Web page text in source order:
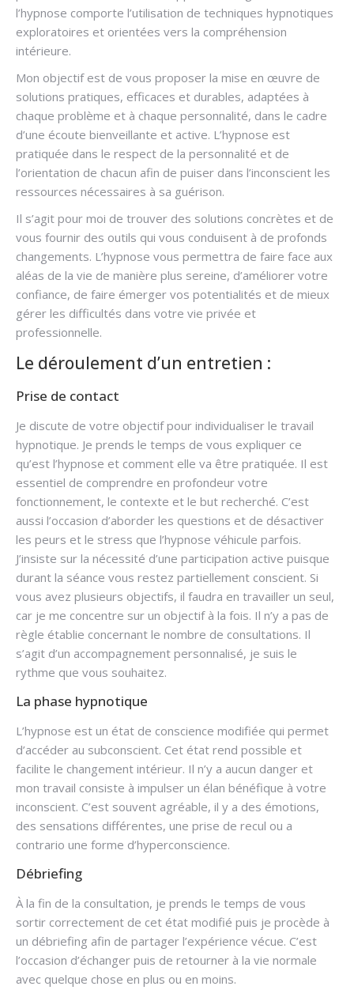
l’hypnose comporte l’utilisation de techniques hypnotiques
exploratoires et orientées vers la compréhension
intérieure.
Mon objectif est de vous proposer la mise en œuvre de
solutions pratiques, efficaces et durables, adaptées à
chaque problème et à chaque personnalité, dans le cadre
d’une écoute bienveillante et active. L’hypnose est
pratiquée dans le respect de la personnalité et de
l’orientation de chacun afin de puiser dans l’inconscient les
ressources nécessaires à sa guérison.
Il s’agit pour moi de trouver des solutions concrètes et de
vous fournir des outils qui vous conduisent à de profonds
changements. L’hypnose vous permettra de faire face aux
aléas de la vie de manière plus sereine, d’améliorer votre
confiance, de faire émerger vos potentialités et de mieux
gérer les difficultés dans votre vie privée et
professionnelle.
Le déroulement d’un entretien :
Prise de contact
Je discute de votre objectif pour individualiser le travail
hypnotique. Je prends le temps de vous expliquer ce
qu’est l’hypnose et comment elle va être pratiquée. Il est
essentiel de comprendre en profondeur votre
fonctionnement, le contexte et le but recherché. C’est
aussi l’occasion d’aborder les questions et de désactiver
les peurs et le stress que l’hypnose véhicule parfois.
J’insiste sur la nécessité d’une participation active puisque
durant la séance vous restez partiellement conscient. Si
vous avez plusieurs objectifs, il faudra en travailler un seul,
car je me concentre sur un objectif à la fois. Il n’y a pas de
règle établie concernant le nombre de consultations. Il
s’agit d’un accompagnement personnalisé, je suis le
rythme que vous souhaitez.
La phase hypnotique
L’hypnose est un état de conscience modifiée qui permet
d’accéder au subconscient. Cet état rend possible et
facilite le changement intérieur. Il n’y a aucun danger et
mon travail consiste à impulser un élan bénéfique à votre
inconscient. C’est souvent agréable, il y a des émotions,
des sensations différentes, une prise de recul ou a
contrario une forme d’hyperconscience.
Débriefing
À la fin de la consultation, je prends le temps de vous
sortir correctement de cet état modifié puis je procède à
un débriefing afin de partager l’expérience vécue. C’est
l’occasion d’échanger puis de retourner à la vie normale
avec quelque chose en plus ou en moins.